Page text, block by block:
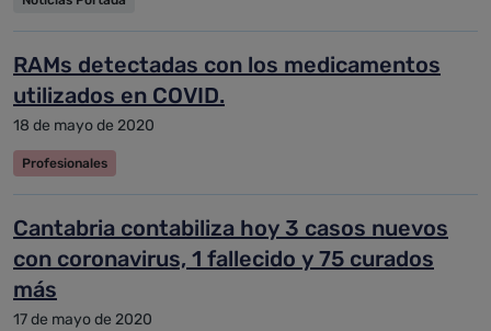
RAMs detectadas con los medicamentos
utilizados en COVID.
18 de mayo de 2020
Profesionales
Cantabria contabiliza hoy 3 casos nuevos
con coronavirus, 1 fallecido y 75 curados
más
17 de mayo de 2020